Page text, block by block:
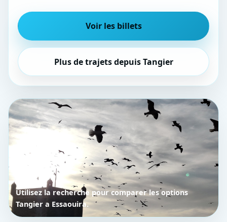
Voir les billets
Plus de trajets depuis Tangier
Utilisez la recherche pour comparer les options
Tangier a Essaouira.